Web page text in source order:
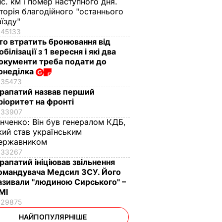
благодійного "останнього
45133
втратить бронювання від
з 1 вересня і які два
треба подати до
35473
назвав перший
на фронті
33907
Він був генералом КДБ,
став українським
33267
ініціював звільнення
Медсил ЗСУ. Його
"людиною Сирського" –
29875
НАЙПОПУЛЯРНІШЕ